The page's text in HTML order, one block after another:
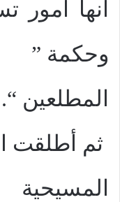
أنها
وحكمة ”
المطلعين “.
ثم أطلقت